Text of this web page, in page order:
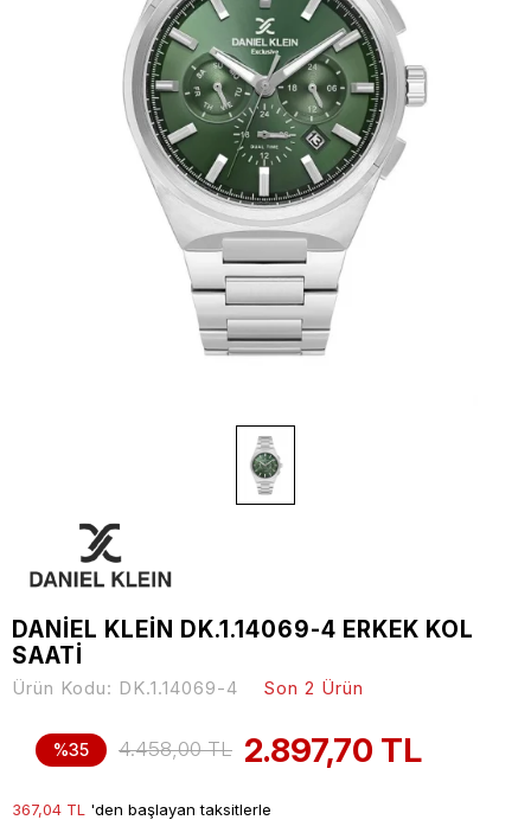
DANİEL KLEİN DK.1.14069-4 ERKEK KOL
SAATİ
Ürün Kodu: DK.1.14069-4 Son 2 Ürün
%35 4.458,00 TL 2.897,70 TL
367,04 TL 'den başlayan taksitlerle